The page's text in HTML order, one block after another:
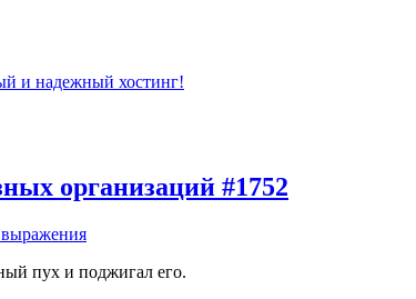
организаций #1752
пух и поджигал его.